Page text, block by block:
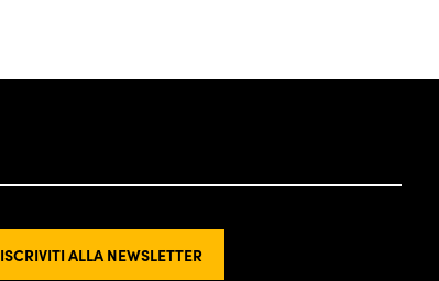
ISCRIVITI ALLA NEWSLETTER